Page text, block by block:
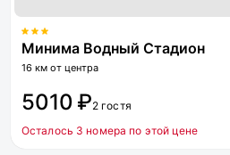
Минима Водный Стадион
16 км от центра
5010 ₽2 гостя
Осталось 3 номера по этой цене